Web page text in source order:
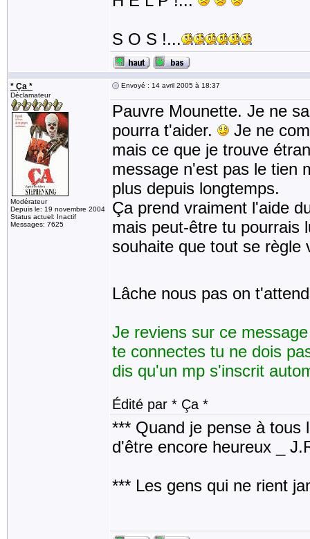
S O S !...
* Ça *
Déclamateur
Modérateur
Depuis le: 19 novembre 2004
Status actuel: Inactif
Messages: 7625
Envoyé : 14 avril 2005 à 18:37
Pauvre Mounette. Je ne
pourra t'aider.
Je ne
mais ce que je trouve
message n'est pas le tien
plus depuis longtemps.
Ça prend vraiment l'aide
mais peut-être tu pourrais
souhaite que tout se règle
Lâche nous pas on
Je reviens sur ce
te connectes tu ne dois
dis qu'un mp s'inscrit
Édité par * Ça *
*** Quand je pense à tous
d'être encore heureux _
*** Les gens qui ne rient